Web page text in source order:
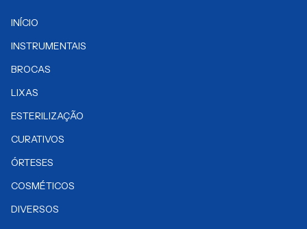
INÍCIO
INSTRUMENTAIS
BROCAS
LIXAS
ESTERILIZAÇÃO
CURATIVOS
ÓRTESES
COSMÉTICOS
DIVERSOS